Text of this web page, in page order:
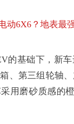
的基础下，新
、第三组轮轴
用磨砂质感的